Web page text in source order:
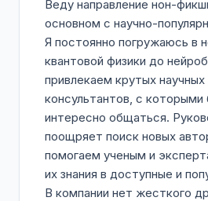
Веду направление нон-
основном с научно-
Я постоянно погружаюсь в
квантовой физики до
привлекаем крутых
консультантов, с которыми
интересно общаться.
поощряет поиск новых
помогаем ученым и
их знания в доступные и
В компании нет жесткого